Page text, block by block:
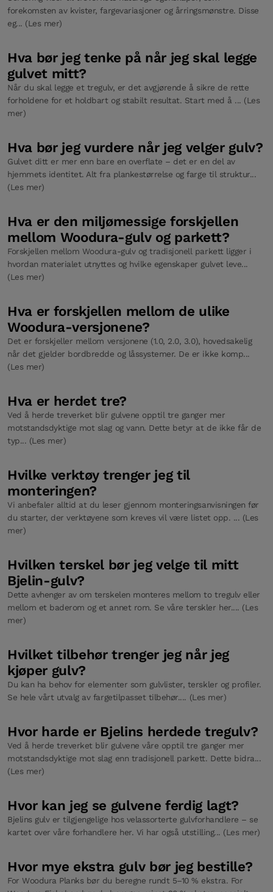
forekomsten av kvister, fargevariasjoner og årringsmønstre. Disse
eg... (Les mer)
Hva bør jeg tenke på når jeg skal legge
gulvet mitt?
Når du skal legge et tregulv, er det avgjørende å sikre de rette
forholdene for et holdbart og stabilt resultat. Start med å ... (Les
mer)
Hva bør jeg vurdere når jeg velger gulv?
Gulvet ditt er mer enn bare en overflate – det er en del av
hjemmets identitet. Alt fra plankestørrelse og farge til struktur...
(Les mer)
Hva er den miljømessige forskjellen
mellom Woodura-gulv og parkett?
Forskjellen mellom Woodura-gulv og tradisjonell parkett ligger i
hvordan materialet utnyttes og hvilke egenskaper gulvet leve...
(Les mer)
Hva er forskjellen mellom de ulike
Woodura-versjonene?
Det er forskjeller mellom versjonene (1.0, 2.0, 3.0), hovedsakelig
når det gjelder bordbredde og låssystemer. De er ikke komp...
(Les mer)
Hva er herdet tre?
Ved å herde treverket blir gulvene opptil tre ganger mer
motstandsdyktige mot slag og vann. Dette betyr at de ikke får de
typ... (Les mer)
Hvilke verktøy trenger jeg til
monteringen?
Vi anbefaler alltid at du leser gjennom monteringsanvisningen før
du starter, der verktøyene som kreves vil være listet opp. ... (Les
mer)
Hvilken terskel bør jeg velge til mitt
Bjelin-gulv?
Dette avhenger av om terskelen monteres mellom to tregulv eller
mellom et baderom og et annet rom. Se våre terskler her.... (Les
mer)
Hvilket tilbehør trenger jeg når jeg
kjøper gulv?
Du kan ha behov for elementer som gulvlister, terskler og profiler.
Se hele vårt utvalg av fargetilpasset tilbehør.... (Les mer)
Hvor harde er Bjelins herdede tregulv?
Ved å herde treverket blir gulvene våre opptil tre ganger mer
motstandsdyktige mot slag enn tradisjonell parkett. Dette bidra...
(Les mer)
Hvor kan jeg se gulvene ferdig lagt?
Bjelins gulv er tilgjengelige hos velassorterte gulvforhandlere – se
kartet over våre forhandlere her. Vi har også utstilling... (Les mer)
Hvor mye ekstra gulv bør jeg bestille?
For Woodura Planks bør du beregne rundt 5–10 % ekstra. For